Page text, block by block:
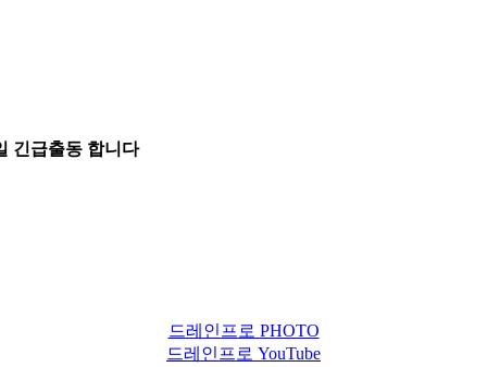
긴급출동 합니다
드레인프로 PHOTO
드레인프로 YouTube